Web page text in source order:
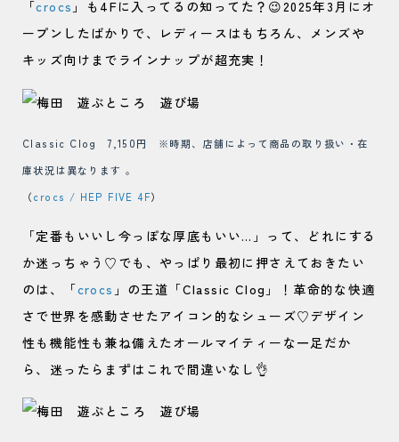
「crocs 」も4Fに入ってるの知ってた？😉2025年3月にオ
ープンしたばかりで、レディースはもちろん、メンズや
キッズ向けまでラインナップが超充実！
Classic Clog 7,150円 ※時期、店舗によって商品の取り扱い・在
庫状況は異なります 。
（crocs / HEP FIVE 4F）
「定番もいいし今っぽな厚底もいい…」って、どれにする
か迷っちゃう♡でも、やっぱり最初に押さえておきたい
のは、「crocs 」の王道「Classic Clog」！革命的な快適
さで世界を感動させたアイコン的なシューズ♡デザイン
性も機能性も兼ね備えたオールマイティーな一足だか
ら、迷ったらまずはこれで間違いなし👌